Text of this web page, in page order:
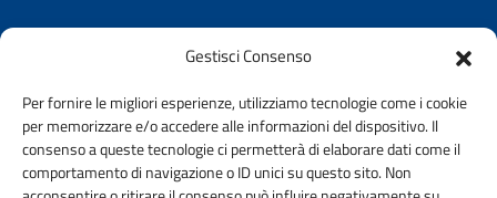
Gestisci Consenso
Per fornire le migliori esperienze, utilizziamo tecnologie come i cookie
per memorizzare e/o accedere alle informazioni del dispositivo. Il
consenso a queste tecnologie ci permetterà di elaborare dati come il
comportamento di navigazione o ID unici su questo sito. Non
C.F.
90029810026